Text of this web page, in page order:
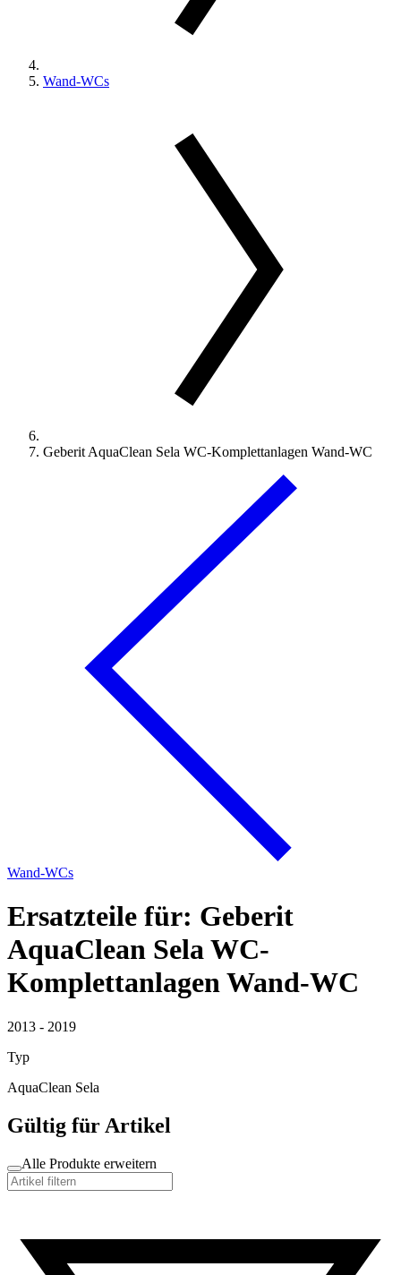
Wand-WCs
Geberit AquaClean Sela WC-Komplettanlagen Wand-WC
Wand-WCs
Ersatzteile für: Geberit
AquaClean Sela WC-
Komplettanlagen Wand-WC
2013 - 2019
Typ
AquaClean Sela
Gültig für Artikel
Alle Produkte erweitern